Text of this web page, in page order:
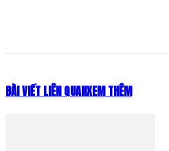
BÀI VIẾT LIÊN QUANXEM THÊM